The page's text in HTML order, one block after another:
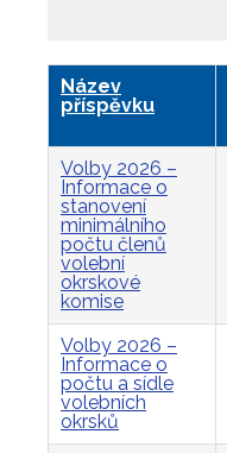
Název
příspěvku
Volby 2026 –
Informace o
stanovení
minimálního
počtu členů
volební
okrskové
komise
Volby 2026 –
Informace o
počtu a sídle
volebních
okrsků